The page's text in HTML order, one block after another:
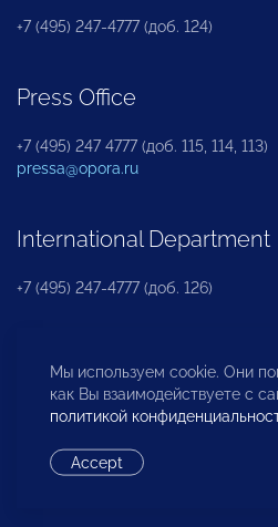
+7 (495) 247-4777 (доб. 124)
Press Office
+7 (495) 247 4777 (доб. 115, 114, 113)
pressa@opora.ru
International Department
+7 (495) 247-4777 (доб. 126)
Business and
Department
Мы используем cookie. Они
как Вы взаимодействуете с
политикой
Accept